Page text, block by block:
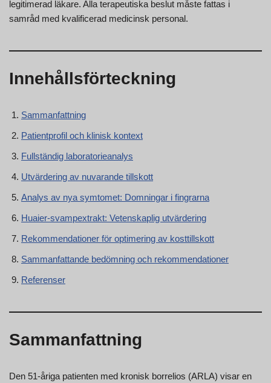
legitimerad läkare. Alla terapeutiska beslut måste fattas i
samråd med kvalificerad medicinsk personal.
Innehållsförteckning
Sammanfattning
Patientprofil och klinisk kontext
Fullständig laboratorieanalys
Utvärdering av nuvarande tillskott
Analys av nya symtomet: Domningar i fingrarna
Huaier-svampextrakt: Vetenskaplig utvärdering
Rekommendationer för optimering av kosttillskott
Sammanfattande bedömning och rekommendationer
Referenser
Sammanfattning
Den 51-åriga patienten med kronisk borrelios (ARLA) visar en